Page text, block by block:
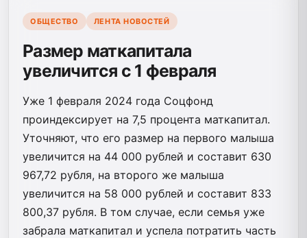
ОБЩЕСТВО ЛЕНТА НОВОСТЕЙ
Размер маткапитала
увеличится с 1 февраля
Уже 1 февраля 2024 года Соцфонд
проиндексирует на 7,5 процента маткапитал.
Уточняют, что его размер на первого малыша
увеличится на 44 000 рублей и составит 630
967,72 рубля, на второго же малыша
увеличится на 58 000 рублей и составит 833
800,37 рубля. В том случае, если семья уже
забрала маткапитал и успела потратить часть